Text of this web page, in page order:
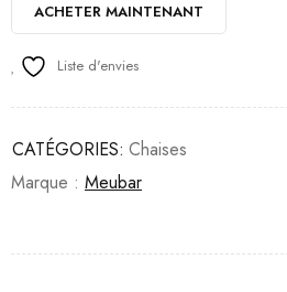
ACHETER MAINTENANT
Liste d'envies
CATÉGORIES: Chaises
Marque : Meubar